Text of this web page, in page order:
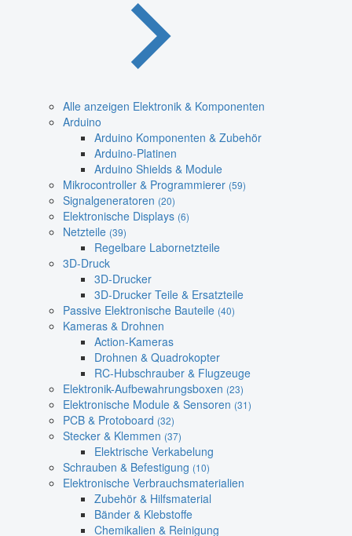
Alle anzeigen Elektronik & Komponenten
Arduino
Arduino Komponenten & Zubehör
Arduino-Platinen
Arduino Shields & Module
Mikrocontroller & Programmierer (59)
Signalgeneratoren (20)
Elektronische Displays (6)
Netzteile (39)
Regelbare Labornetzteile
3D-Druck
3D-Drucker
3D-Drucker Teile & Ersatzteile
Passive Elektronische Bauteile (40)
Kameras & Drohnen
Action-Kameras
Drohnen & Quadrokopter
RC-Hubschrauber & Flugzeuge
Elektronik-Aufbewahrungsboxen (23)
Elektronische Module & Sensoren (31)
PCB & Protoboard (32)
Stecker & Klemmen (37)
Elektrische Verkabelung
Schrauben & Befestigung (10)
Elektronische Verbrauchsmaterialien
Zubehör & Hilfsmaterial
Bänder & Klebstoffe
Chemikalien & Reinigung